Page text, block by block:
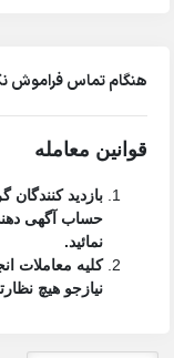
هنگام تماس فراموش
قوانین معامله
بازدید
حساب آگهی
نمائید.
کلیه معاملات
نیازجو هیچ